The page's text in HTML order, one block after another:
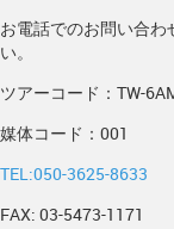
お電話でのお問い合わ
い。
ツアーコード：TW-
媒体コード：001
TEL:050-3625-8633
FAX: 03-5473-1171